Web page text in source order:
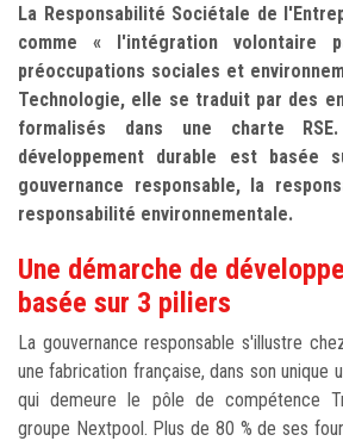
La Responsabilité Sociétale de
comme « l'intégration volontaire
préoccupations sociales et
Technologie, elle se traduit par des
formalisés dans une charte
développement durable est
gouvernance responsable, la
responsabilité environnementale.
Une démarche de
basée sur 3 piliers
La gouvernance responsable s'illustre
une fabrication française, dans son unique
qui demeure le pôle de compétence
groupe Nextpool. Plus de 80 % de ses